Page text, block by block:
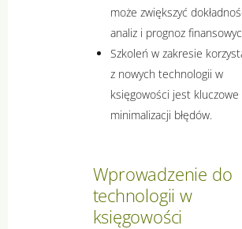
może zwiększyć
analiz i prognoz
Szkoleń w zakresie
z nowych technologii w
księgowości jest kluczowe
minimalizacji błędów.
Wprowadzenie do
technologii w
księgowości